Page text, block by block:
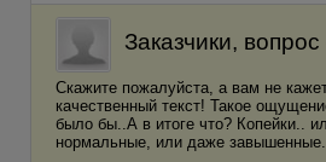
Заказчики,
Скажите пожалуйста, а вам не
качественный текст! Такое
было бы..А в итоге что? Копейки..
нормальные, или даже